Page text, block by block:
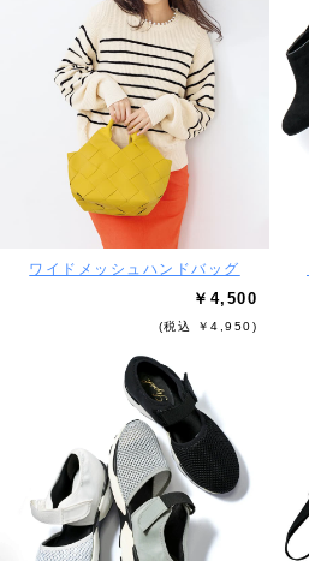
ワイドメッシュハンドバッグ
￥4,500
(税込 ￥4,950)